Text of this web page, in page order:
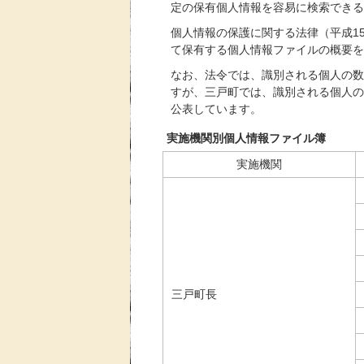
定の保有個人情報を容易に検索でき
個人情報の保護に関する法律（平成
て保有する個人情報ファイルの概要
なお、法令では、識別される個人の
すが、三戸町では、識別される個人
公表しています。
実施機関別個人情報ファイル簿
実施機関
三戸町長